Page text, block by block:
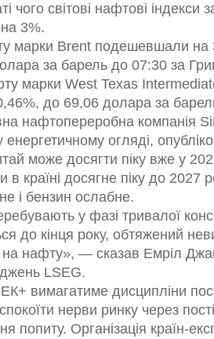
чого світові нафтові індекси
3%.
марки Brent подешевшали на
за барель до 07:30 за
марки West Texas
до 69,06 долара за
нафтопереробна компанія
огляді,
може досягти піку вже у
країні досягне піку до 2027
і бензин ослабне.
у фазі тривалої
до кінця року, обтяжений
на нафту», — сказав Емріл
LSEG.
вимагатиме дисципліни
нерви ринку через
попиту. Організація країн-